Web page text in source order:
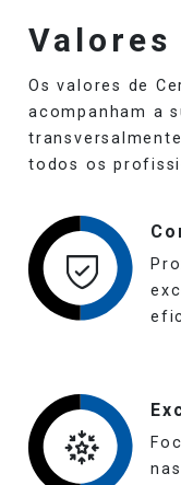
Valores
Os valores de
acompanham a
todos os